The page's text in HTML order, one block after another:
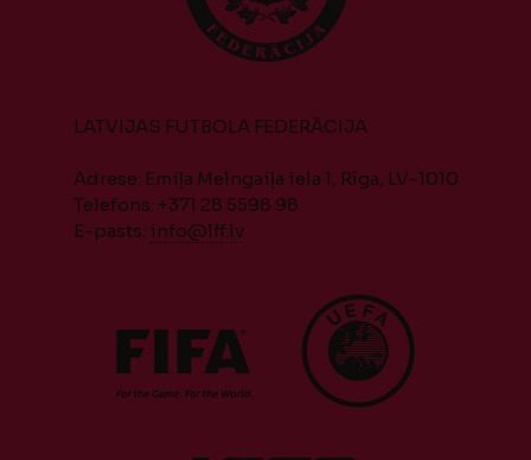
LATVIJAS FUTBOLA FEDERĀCIJA
Adrese: Emiļa Melngaiļa iela 1, Rīga, LV-1010
Telefons: +371 28 5598 98
E-pasts: info@lff.lv